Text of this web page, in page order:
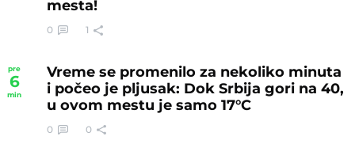
mesta!
0 1
pre
6
min
Vreme se promenilo za nekoliko minuta
i počeo je pljusak: Dok Srbija gori na 40,
u ovom mestu je samo 17°C
0 0